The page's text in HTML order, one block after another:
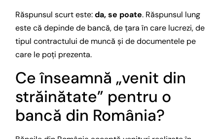
Răspunsul scurt este:da, se poate. Răspunsul lung
este că depinde de bancă, de țara în care lucrezi, de
tipul contractului de muncă și de documentele pe
care le poți prezenta.
Ce înseamnă „venit din
străinătate” pentru o
bancă din România?